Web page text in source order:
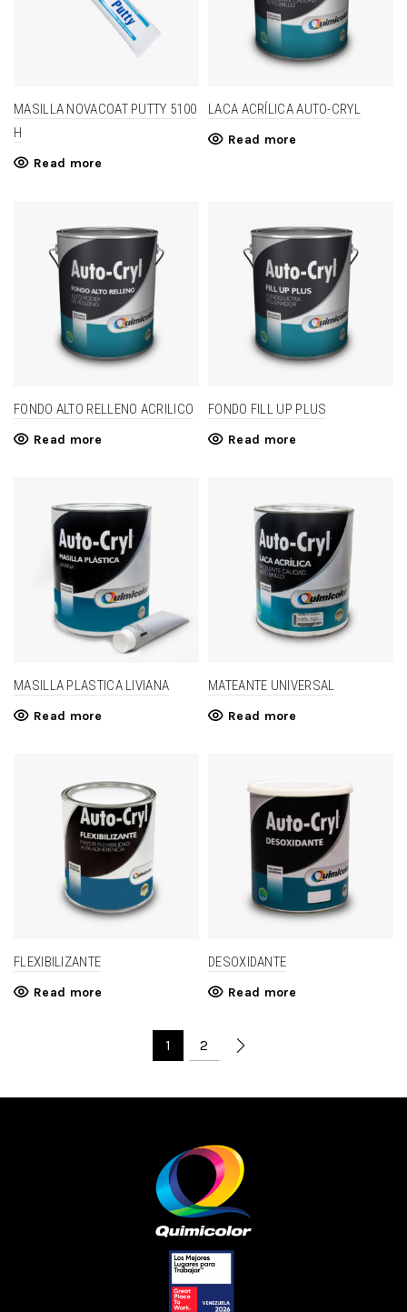
MASILLA NOVACOAT PUTTY 5100
H
Read more
LACA ACRÍLICA AUTO-CRYL
Read more
FONDO ALTO RELLENO ACRILICO
Read more
FONDO FILL UP PLUS
Read more
MASILLA PLASTICA LIVIANA
Read more
MATEANTE UNIVERSAL
Read more
FLEXIBILIZANTE
Read more
DESOXIDANTE
Read more
1 2